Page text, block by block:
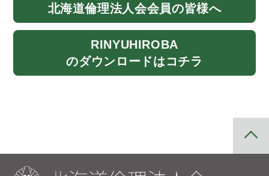
北海道倫理法人会会員の皆様へ
RINYUHIROBA
のダウンロードはコチラ